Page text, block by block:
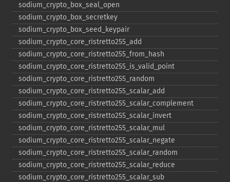
sodium_​crypto_​box_​seal_​open
sodium_​crypto_​box_​secretkey
sodium_​crypto_​box_​seed_​keypair
sodium_​crypto_​core_​ristretto255_​add
sodium_​crypto_​core_​ristretto255_​from_​hash
sodium_​crypto_​core_​ristretto255_​is_​valid_​point
sodium_​crypto_​core_​ristretto255_​random
sodium_​crypto_​core_​ristretto255_​scalar_​add
sodium_​crypto_​core_​ristretto255_​scalar_​complement
sodium_​crypto_​core_​ristretto255_​scalar_​invert
sodium_​crypto_​core_​ristretto255_​scalar_​mul
sodium_​crypto_​core_​ristretto255_​scalar_​negate
sodium_​crypto_​core_​ristretto255_​scalar_​random
sodium_​crypto_​core_​ristretto255_​scalar_​reduce
sodium_​crypto_​core_​ristretto255_​scalar_​sub